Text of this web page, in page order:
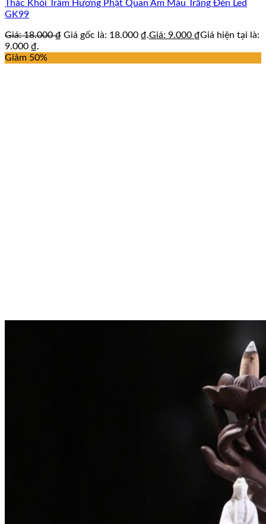
Thác Khói Trầm Hương Phật Quan Âm Màu Trắng Đèn Led
GK99
Giá: 18.000₫ Giá gốc là: 18.000 ₫.Giá: 9.000 ₫Giá hiện tại là:
9.000 ₫.
Giảm 50%